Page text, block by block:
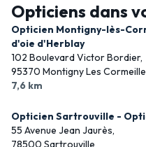
Opticiens dans
Opticien Montigny-lès-
d'oie d'Herblay
102 Boulevard Victor Bordier,
95370 Montigny Les
7,6 km
Opticien Sartrouville -
55 Avenue Jean Jaurès,
78500 Sartrouville